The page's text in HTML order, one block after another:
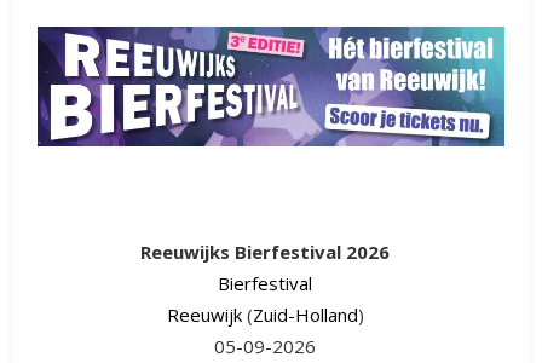
Reeuwijks Bierfestival 2026
Bierfestival
Reeuwijk(Zuid-Holland)
05-09-2026